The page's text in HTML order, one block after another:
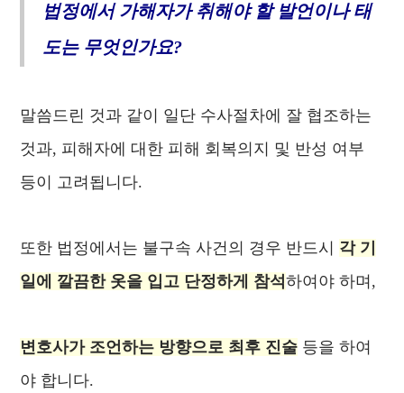
법정에서 가해자가 취해야 할 발언이나 태
도는 무엇인가요?
말씀드린 것과 같이 일단 수사절차에 잘 협조하는
것과, 피해자에 대한 피해 회복의지 및 반성 여부
등이 고려됩니다.
또한 법정에서는 불구속 사건의 경우 반드시 각 기
일에 깔끔한 옷을 입고 단정하게 참석하여야 하며,
변호사가 조언하는 방향으로 최후 진술 등을 하여
야 합니다.